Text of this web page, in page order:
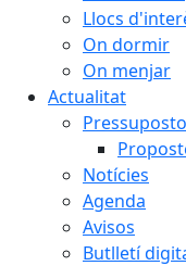
Llocs
On dormir
On menjar
Actualitat
Notícies
Agenda
Avisos
Butlletí